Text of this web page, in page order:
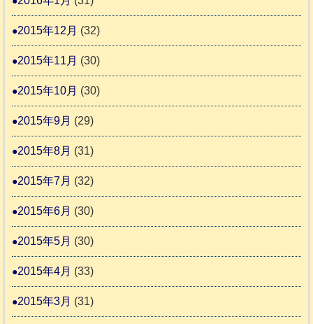
2015年12月 (32)
2015年11月 (30)
2015年10月 (30)
2015年9月 (29)
2015年8月 (31)
2015年7月 (32)
2015年6月 (30)
2015年5月 (30)
2015年4月 (33)
2015年3月 (31)